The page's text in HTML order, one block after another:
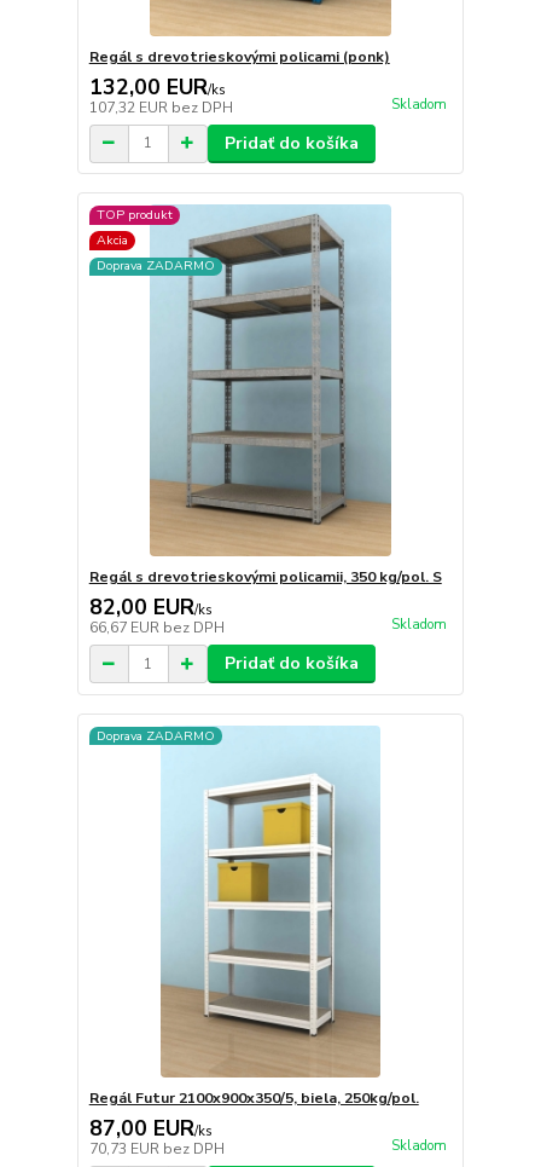
Regál s drevotrieskovými policami (ponk)
132,00 EUR/ks
107,32 EUR bez DPH Skladom
Pridať do košíka
TOP produkt
Akcia
Doprava ZADARMO
Regál s drevotrieskovými policamii, 350 kg/pol. S
82,00 EUR/ks
66,67 EUR bez DPH Skladom
Pridať do košíka
Doprava ZADARMO
Regál Futur 2100x900x350/5, biela, 250kg/pol.
87,00 EUR/ks
70,73 EUR bez DPH Skladom